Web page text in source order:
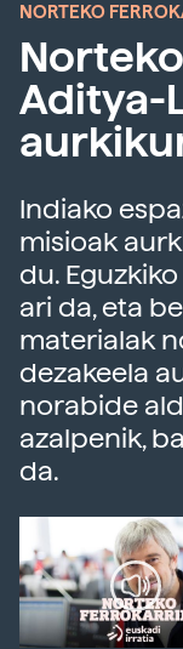
NORTEKO
Aditya-
Indiako
misioak
du.
ari da, eta
materialak
dezakeela
norabide
azalpenik,
da.